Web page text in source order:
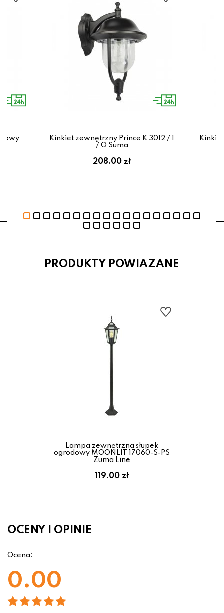
Kinkiet zewnętrzny Prince K 3012 / 1
/ O Suma
208.00 zł
PRODUKTY POWIAZANE
Lampa zewnętrzna słupek
ogrodowy MOONLIT 17060-S-PS
Zuma Line
119.00 zł
OCENY I OPINIE
Ocena:
0.00